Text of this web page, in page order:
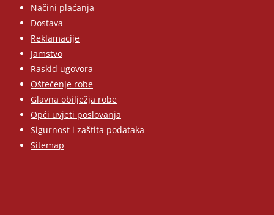
Načini plaćanja
Dostava
Reklamacije
Jamstvo
Raskid ugovora
Oštećenje robe
Glavna obilježja robe
Opći uvjeti poslovanja
Sigurnost i zaštita podataka
Sitemap